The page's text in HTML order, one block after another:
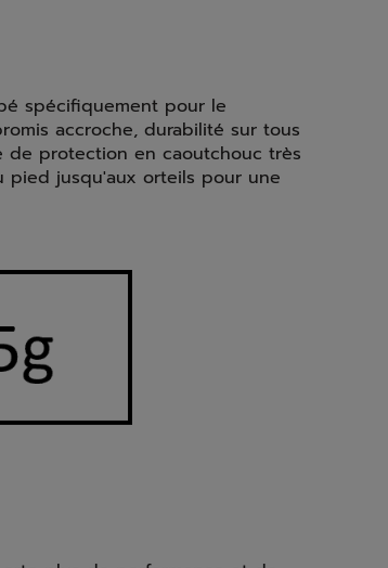
spécifiquement pour le
accroche, durabilité sur tous
de protection en caoutchouc très
pied jusqu'aux orteils pour une